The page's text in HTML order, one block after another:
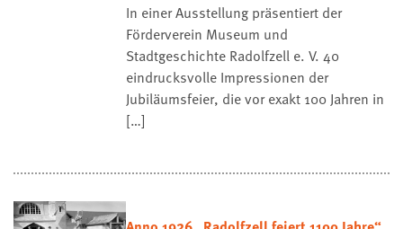
In einer Ausstellung präsentiert der
Förderverein Museum und
Stadtgeschichte Radolfzell e. V. 40
eindrucksvolle Impressionen der
Jubiläumsfeier, die vor exakt 100 Jahren in
[…]